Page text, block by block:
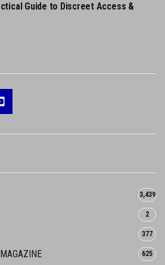
Guide to Discreet Access &
3,439
2
377
625